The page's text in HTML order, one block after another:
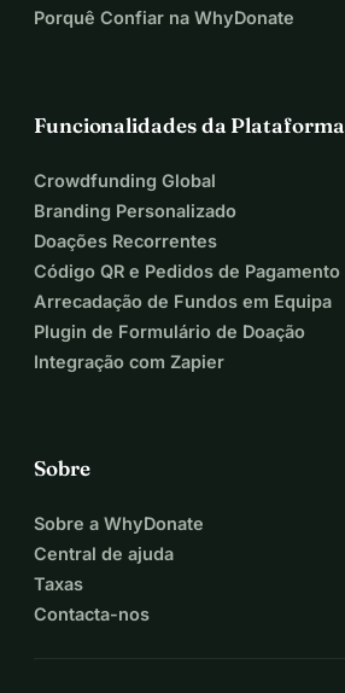
Porquê Confiar na WhyDonate
Funcionalidades da Plataforma
Crowdfunding Global
Branding Personalizado
Doações Recorrentes
Código QR e Pedidos de Pagamento
Arrecadação de Fundos em Equipa
Plugin de Formulário de Doação
Integração com Zapier
Sobre
Sobre a WhyDonate
Central de ajuda
Taxas
Contacta-nos